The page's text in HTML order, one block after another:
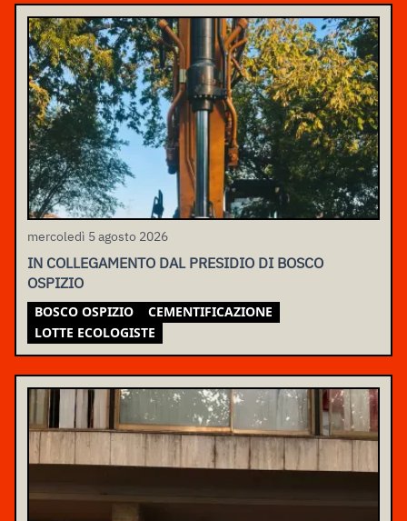
mercoledì 5 agosto 2026
IN COLLEGAMENTO DAL PRESIDIO DI BOSCO
OSPIZIO
BOSCO OSPIZIO
CEMENTIFICAZIONE
LOTTE ECOLOGISTE